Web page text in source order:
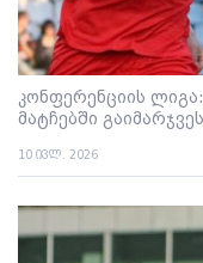
კონფერენციის
მატჩებში გაიმარჯვეს
10 ივლ. 2026